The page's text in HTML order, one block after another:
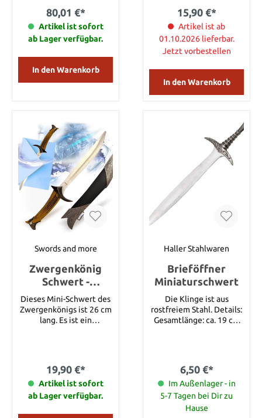
Geschenk-Urkunde nach
Hause schicken lassen
oder b) per e-mail
die Zahlung eingetroffen
ist, wird dieser Gutschein
dann die Email mit einem
Gutscheincode und
können diesen Gutschein
sofort einlösen. Viel Spaß
und tolle Geschenke
wünscht Ihnen Ihr Swords
and more Team
80,01 €*
Artikel ist sofort
ab Lager verfügbar.
In den Warenkorb
15,90 €*
Artikel ist ab
01.10.2026 lieferbar.
Jetzt vorbestellen
In den Warenkorb
Swords and more
Zwergenkönig
Schwert -
Brieföffnerversio
n
Dieses Mini-Schwert des
Zwergenkönigs ist 26 cm
lang. Es ist ein
Goblins sollten sich vor
dem Inhaber dieses
Stückes hüten !! Details:
Edelstahl Griff: Metall /
19,90 €*
Artikel ist sofort
ab Lager verfügbar.
Haller Stahlwaren
Brieföffner
Miniaturschwert
Die Klinge ist aus
rostfreiem Stahl. Details:
Gesamtlänge: ca. 19 cm
6,50 €*
Im Außenlager - in
5-7 Tagen bei Dir zu
Hause